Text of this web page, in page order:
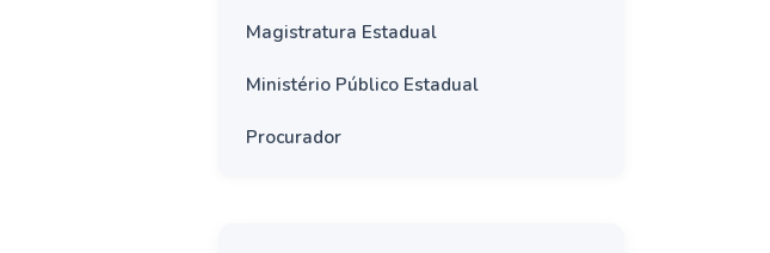
Magistratura Estadual
Ministério Público Estadual
Procurador